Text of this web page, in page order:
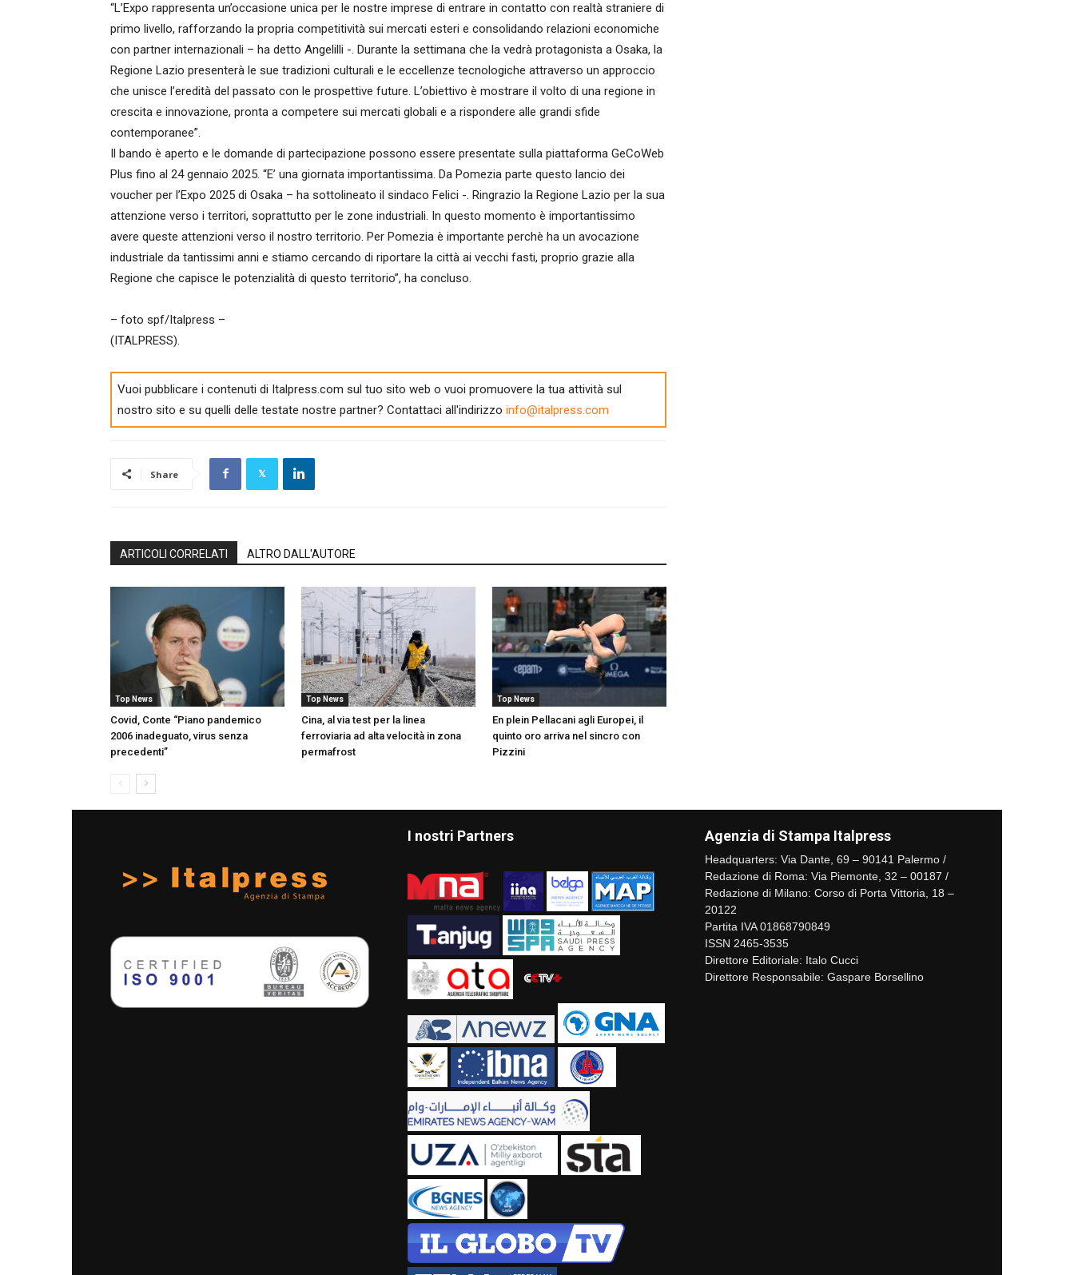
“L’Expo rappresenta un’occasione unica per le nostre imprese di entrare in contatto con realtà straniere di
primo livello, rafforzando la propria competitività sui mercati esteri e consolidando relazioni economiche
con partner internazionali – ha detto Angelilli -. Durante la settimana che la vedrà protagonista a Osaka, la
Regione Lazio presenterà le sue tradizioni culturali e le eccellenze tecnologiche attraverso un approccio
che unisce l’eredità del passato con le prospettive future. L’obiettivo è mostrare il volto di una regione in
crescita e innovazione, pronta a competere sui mercati globali e a rispondere alle grandi sfide
contemporanee”.
Il bando è aperto e le domande di partecipazione possono essere presentate sulla piattaforma GeCoWeb
Plus fino al 24 gennaio 2025. “E’ una giornata importantissima. Da Pomezia parte questo lancio dei
voucher per l’Expo 2025 di Osaka – ha sottolineato il sindaco Felici -. Ringrazio la Regione Lazio per la sua
attenzione verso i territori, soprattutto per le zone industriali. In questo momento è importantissimo
avere queste attenzioni verso il nostro territorio. Per Pomezia è importante perchè ha un avocazione
industriale da tantissimi anni e stiamo cercando di riportare la città ai vecchi fasti, proprio grazie alla
Regione che capisce le potenzialità di questo territorio”, ha concluso.
– foto spf/Italpress –
(ITALPRESS).
Vuoi pubblicare i contenuti di Italpress.com sul tuo sito web o vuoi promuovere la tua attività sul
nostro sito e su quelli delle testate nostre partner? Contattaci all'indirizzo info@italpress.com
Share
ARTICOLI CORRELATI ALTRO DALL'AUTORE
Top News
Covid, Conte “Piano pandemico
2006 inadeguato, virus senza
precedenti”
Top News
Cina, al via test per la linea
ferroviaria ad alta velocità in zona
permafrost
Top News
En plein Pellacani agli Europei, il
quinto oro arriva nel sincro con
Pizzini
I nostri Partners Agenzia di Stampa Italpress
Headquarters: Via Dante, 69 – 90141 Palermo /
Redazione di Roma: Via Piemonte, 32 – 00187 /
Redazione di Milano: Corso di Porta Vittoria, 18 –
20122
Partita IVA 01868790849
ISSN 2465-3535
Direttore Editoriale: Italo Cucci
Direttore Responsabile: Gaspare Borsellino